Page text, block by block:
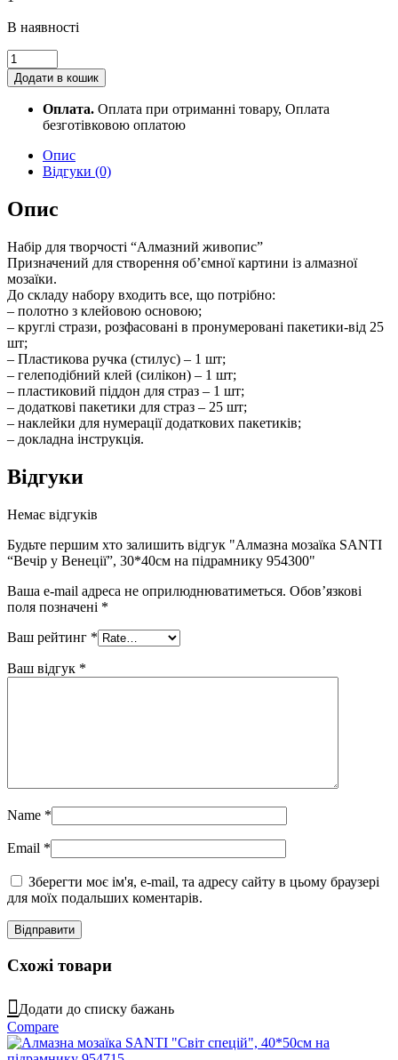
В наявності
Алмазна
мозаїка
SANTI
"Вечір
30*40см
954300
quantity
Додати в кошик
Оплата. Оплата при отриманні товару, Оплата
безготівковою оплатою
Опис
Відгуки (0)
Опис
Набір для творчості “Алмазний живопис”
Призначений для створення об’ємної картини із алмазної
мозаїки.
До складу набору входить все, що потрібно:
– полотно з клейовою основою;
– круглі стрази, розфасовані в пронумеровані пакетики-від 25
шт;
– Пластикова ручка (стилус) – 1 шт;
– гелеподібний клей (силікон) – 1 шт;
– пластиковий піддон для страз – 1 шт;
– додаткові пакетики для страз – 25 шт;
– наклейки для нумерації додаткових пакетиків;
– докладна інструкція.
Відгуки
Немає відгуків
Будьте першим хто залишить відгук "Алмазна мозаїка SANTI
“Вечір у Венеції”, 30*40см на підрамнику 954300"
Ваша e-mail адреса не оприлюднюватиметься. Обов’язкові
поля позначені *
Ваш рейтинг *
Ваш відгук *
Name *
Email *
Зберегти моє ім'я, e-mail, та адресу сайту в цьому браузері
для моїх подальших коментарів.
Схожі товари
Додати до списку бажань
Compare